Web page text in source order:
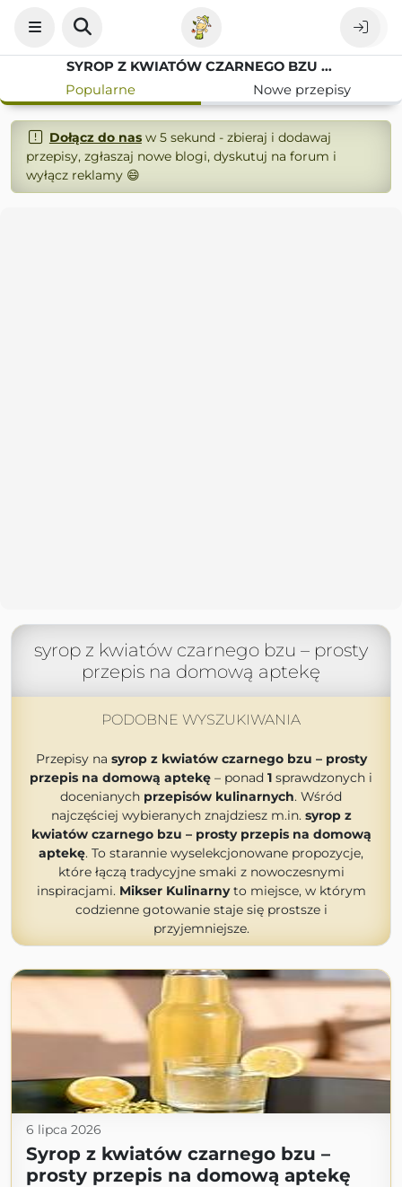
SYROP Z KWIATÓW CZARNEGO BZU – PROSTY PRZEPIS NA DOMOWĄ APTEKĘ
Popularne
Nowe przepisy
Dołącz do nasw 5 sekund - zbieraj i dodawaj
przepisy, zgłaszaj nowe blogi, dyskutuj na forum i
wyłącz reklamy 😄
syrop z kwiatów czarnego bzu – prosty
przepis na domową aptekę
PODOBNE WYSZUKIWANIA
Przepisy na syrop z kwiatów czarnego bzu – prosty
przepis na domową aptekę – ponad 1 sprawdzonych i
docenianych przepisów kulinarnych. Wśród
najczęściej wybieranych znajdziesz m.in. syrop z
kwiatów czarnego bzu – prosty przepis na domową
aptekę. To starannie wyselekcjonowane propozycje,
które łączą tradycyjne smaki z nowoczesnymi
inspiracjami. Mikser Kulinarnyto miejsce, w którym
codzienne gotowanie staje się prostsze i
przyjemniejsze.
6 lipca 2026
Syrop z kwiatów czarnego bzu –
prosty przepis na domową aptekę